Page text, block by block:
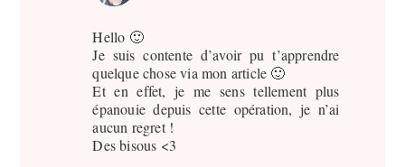
Hello 🙂
Je suis contente d’avoir pu t’apprendre
quelque chose via mon article 🙂
Et en effet, je me sens tellement plus
épanouie depuis cette opération, je n’ai
aucun regret !
Des bisous <3